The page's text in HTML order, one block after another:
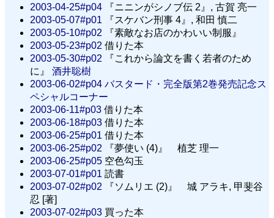
2003-04-25#p04 『ニニンがシノブ伝 2』, 古賀 亮一
2003-05-07#p01 『スケバン刑事 4』, 和田 慎二
2003-05-10#p02 『素敵なお店のかわいい制服』
2003-05-23#p02 借りた本
2003-05-30#p02 『これから論文を書く若者のため
に』 酒井聡樹
2003-06-02#p04 バスタード・完全版第2巻発売記念ス
ペシャルコーナー
2003-06-11#p03 借りた本
2003-06-18#p03 借りた本
2003-06-25#p01 借りた本
2003-06-25#p02 『夢使い (4)』 植芝 理一
2003-06-25#p05 空色勾玉
2003-07-01#p01 読書
2003-07-02#p02 『ソムリエ (2)』 城 アラキ, 甲斐谷
忍 [著]
2003-07-02#p03 買った本